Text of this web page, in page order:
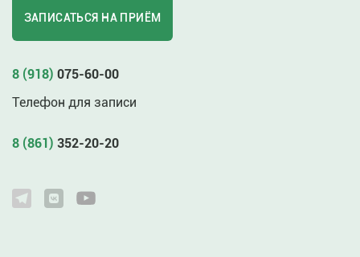
ЗАПИСАТЬСЯ НА ПРИЁМ
8 (918) 075-60-00
Телефон для записи
8 (861) 352-20-20